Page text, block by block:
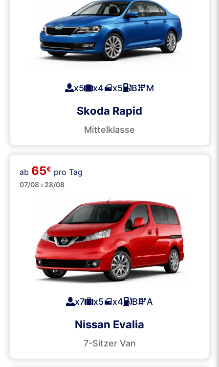
x5 x4 x5 B M
Skoda Rapid
Mittelklasse
Kleinbusse
ab 65€ pro Tag
07/08 › 28/08
x7 x5 x4 B A
Nissan Evalia
7-Sitzer Van